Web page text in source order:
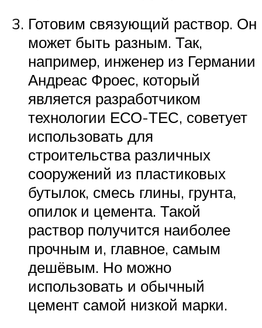
Готовим связующий раствор. Он
может быть разным. Так,
например, инженер из Германии
Андреас Фроес, который
является разработчиком
технологии ЕСО-ТЕС, советует
использовать для
строительства различных
сооружений из пластиковых
бутылок, смесь глины, грунта,
опилок и цемента. Такой
раствор получится наиболее
прочным и, главное, самым
дешёвым. Но можно
использовать и обычный
цемент самой низкой марки.